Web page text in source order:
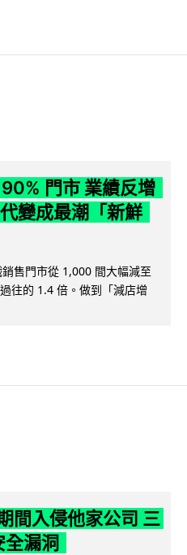
門市 業績反增
變成最潮「新鮮
售門市從 1,000 間大幅減至
往的 1.4 倍。做到「減店增
間入侵他家公司 三
漏洞